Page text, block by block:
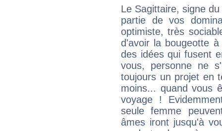
Le Sagittaire, signe
partie de vos
optimiste, très
d'avoir la bougeotte
des idées qui fusent
vous, personne ne
toujours un projet en
moins... quand vous
voyage !
seule femme
âmes iront jusqu'à